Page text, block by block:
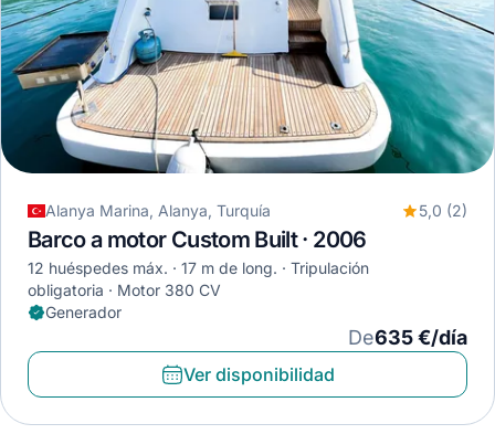
Alanya Marina, Alanya, Turquía 5,0 (2)
Barco a motor Custom Built · 2006
12 huéspedes máx. 17 m de long.
Tripulación
obligatoria
Motor 380 CV
Generador
De635 €/día
Ver disponibilidad